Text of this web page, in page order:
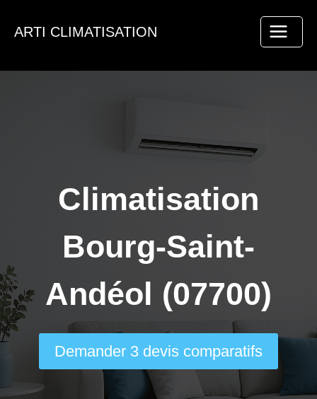
ARTI CLIMATISATION
Climatisation
Bourg-Saint-
Andéol (07700)
Demander 3 devis comparatifs